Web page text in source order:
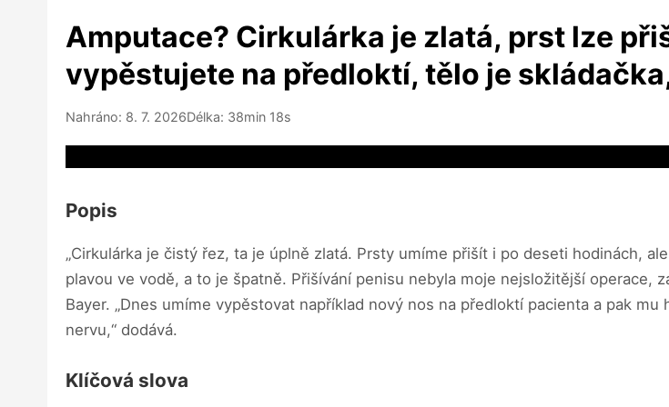
Amputace? Cirkulárka je zlatá, prst lze
vypěstujete na předloktí, tělo je
Nahráno: 8. 7. 2026Délka: 38min 18s
Popis
„Cirkulárka je čistý řez, ta je úplně zlatá. Prsty umíme přišít i po deseti hodinách,
plavou ve vodě, a to je špatně. Přišívání penisu nebyla moje nejsložitější operace,
Bayer. „Dnes umíme vypěstovat například nový nos na předloktí pacienta a pak
nervu,“ dodává.
Klíčová slova